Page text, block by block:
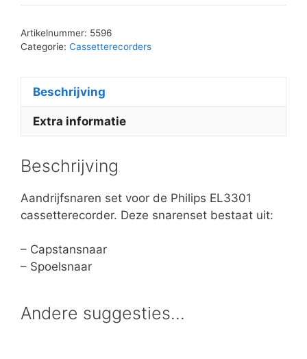
aantal
Artikelnummer: 5596
Categorie: Cassetterecorders
Beschrijving
Extra informatie
Beschrijving
Aandrijfsnaren set voor de Philips EL3301
cassetterecorder. Deze snarenset bestaat uit:
– Capstansnaar
– Spoelsnaar
Andere suggesties…